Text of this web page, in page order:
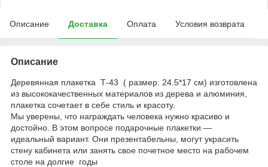
Описание Доставка Оплата Условия возврата
Описание
Деревянная плакетка Т-43 ( размер: 24.5*17 см) изготовлена
из высококачественных материалов из дерева и алюминия,
плакетка сочетает в себе стиль и красоту.
Мы уверены, что награждать человека нужно красиво и
достойно. В этом вопросе подарочные плакетки —
идеальный вариант. Они презентабельны, могут украсить
стену кабинета или занять свое почетное место на рабочем
столе на долгие годы